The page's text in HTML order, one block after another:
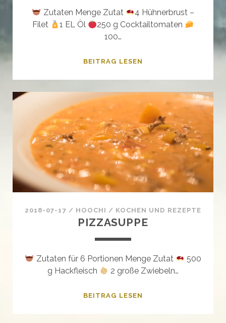
Zutaten Menge Zutat
4 Hühnerbrust –
Filet
1 EL Öl
250 g Cocktailtomaten
100…
BEITRAG LESEN
BASILIKUM
SAHNE
SAUCE
2018-07-17 / HOOCHI / KOCHEN UND REZEPTE
PIZZASUPPE
Zutaten für 6 Portionen Menge Zutat
500
g Hackfleisch
2 große Zwiebeln…
BEITRAG LESEN